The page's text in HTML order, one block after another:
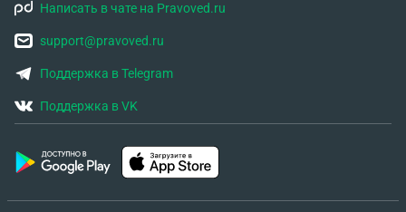
Написать в чате на Pravoved.ru
support@pravoved.ru
Поддержка в Telegram
Поддержка в VK